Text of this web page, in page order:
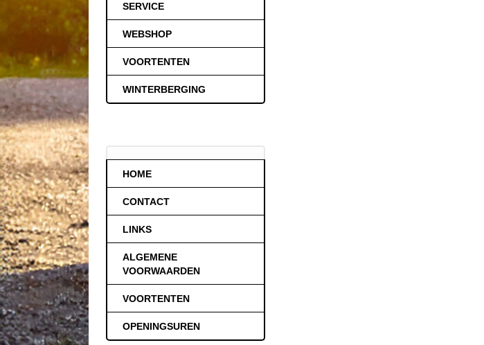
SERVICE
WEBSHOP
VOORTENTEN
WINTERBERGING
HOME
CONTACT
LINKS
ALGEMENE
VOORWAARDEN
VOORTENTEN
OPENINGSUREN